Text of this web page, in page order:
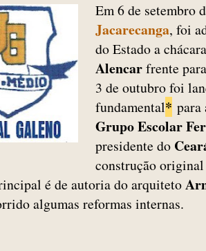
Em 6 de setembro
Jacarecanga, foi
do Estado a
Alencarfrente
3 de outubro foi
fundamental* para
Grupo Escolar
presidente do
construção
é de autoria do arquiteto
algumas reformas internas.